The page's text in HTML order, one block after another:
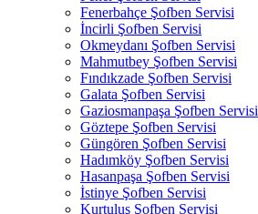
Fenerbahçe Şofben Servisi
İncirli Şofben Servisi
Okmeydanı Şofben Servisi
Mahmutbey Şofben Servisi
Fındıkzade Şofben Servisi
Galata Şofben Servisi
Gaziosmanpaşa Şofben Servisi
Göztepe Şofben Servisi
Güngören Şofben Servisi
Hadımköy Şofben Servisi
Hasanpaşa Şofben Servisi
İstinye Şofben Servisi
Kurtuluş Şofben Servisi